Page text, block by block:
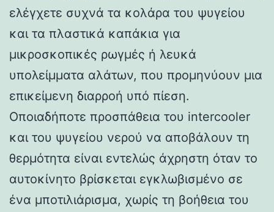
ελέγχετε συχνά τα κολάρα του ψυγείου
και τα πλαστικά καπάκια για
μικροσκοπικές ρωγμές ή λευκά
υπολείμματα αλάτων, που προμηνύουν μια
επικείμενη διαρροή υπό πίεση.
Οποιαδήποτε προσπάθεια του intercooler
και του ψυγείου νερού να αποβάλουν τη
θερμότητα είναι εντελώς άχρηστη όταν το
αυτοκίνητο βρίσκεται εγκλωβισμένο σε
ένα μποτιλιάρισμα, χωρίς τη βοήθεια του